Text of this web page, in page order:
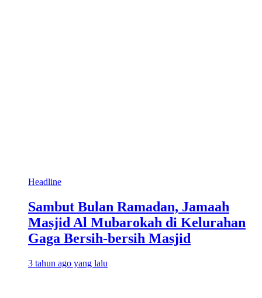
Headline
Sambut Bulan Ramadan, Jamaah
Masjid Al Mubarokah di Kelurahan
Gaga Bersih-bersih Masjid
3 tahun ago yang lalu